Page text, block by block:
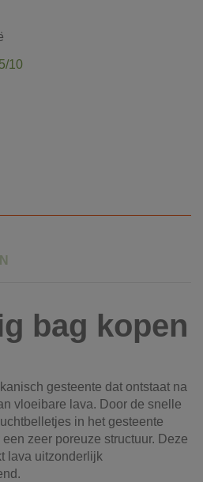
10
bag kopen
gesteente dat ontstaat na
vloeibare lava. Door de snelle
in het gesteente
zeer poreuze structuur. Deze
lava uitzonderlijk